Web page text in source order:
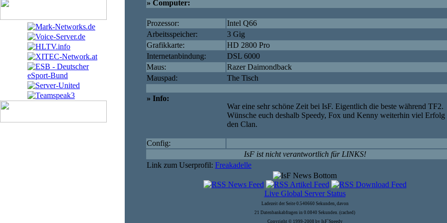
» Computer:
Prozessor:
Intel Q66
Arbeitsspeicher:
3 Gig
Grafikkarte:
HD 2800 Pro
Internetanbindung:
DSL 6000
Maus:
Razer Daimondback
Mauspad:
The Tisch
» Info:
War eine sehr schöne Zeit bei IsF. Eigentlich die beste während TF2.
Wünsche euch deshalb Speedy, Fox und Kenny weiterhin viel Erfolg
den Clan.
Config:
IsF ist nicht verantwortlich für LINKS!
Link zum Userprofil: Freakadelle
Live Global Server Status
Ladezeit der Seite 0.540660 Sekunden, davon
21 Datenbankabfragen in 0.0840 Sekunden. (cached)
Copyright © 1999-2008 by IsF`Speedy